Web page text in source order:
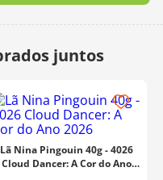
Lã Nina Pingouin 40g - 4026
Cloud Dancer: A Cor do Ano